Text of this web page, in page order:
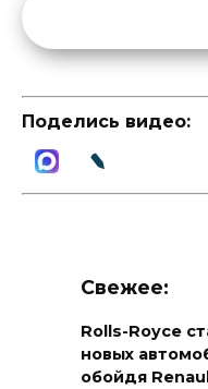
Поделись видео:
Свежее:
Rolls-Royce
новых
обойдя